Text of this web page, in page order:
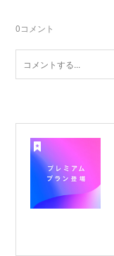
0コメント